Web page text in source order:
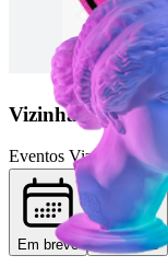
Vizinha 123
Eventos Vizinha 123
Em breve Passados